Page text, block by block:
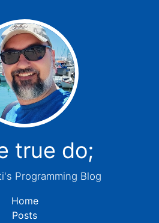
true do;
Programming Blog
Home
Posts